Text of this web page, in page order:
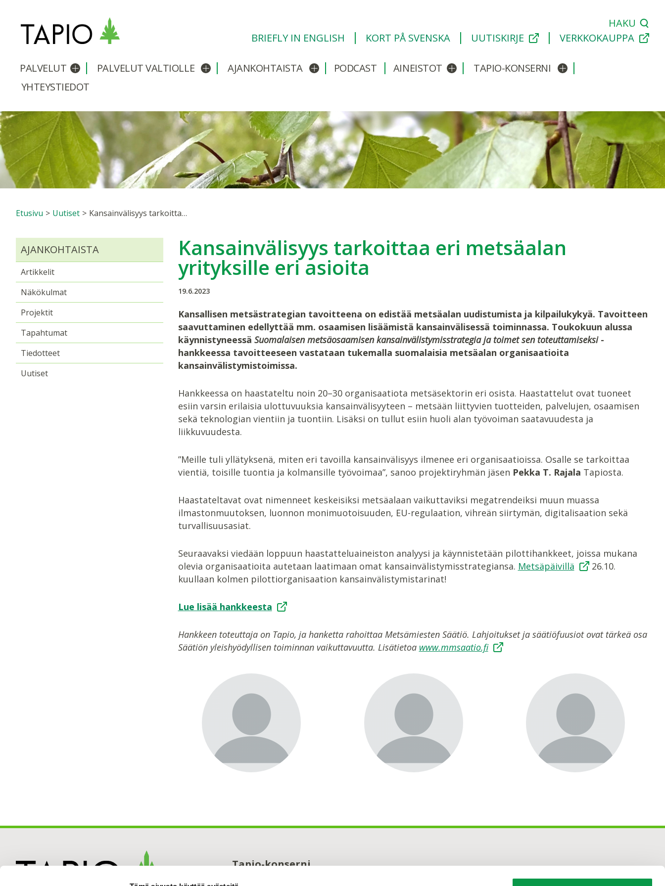
HAKU
BRIEFLY IN ENGLISH
KORT PÅ SVENSKA UUTISKIRJE VERKKOKAUPPA
PALVELUT Avaa/sulje alavalikko
PALVELUT VALTIOLLE Avaa/sulje alavalikko
AJANKOHTAISTA Avaa/sulje alavalikko
PODCAST AINEISTOT Avaa/sulje alavalikko
TAPIO-KONSERNI Avaa/sulje alavalikko
YHTEYSTIEDOT
Etusivu > Uutiset > Kansainvälisyys tarkoittaa eri metsäalan yrityksille eri asioita
Kansainvälisyys tarkoittaa eri metsäalan
yrityksille eri asioita
19.6.2023
Kansallisen metsästrategian tavoitteena on edistää metsäalan uudistumista ja kilpailukykyä. Tavoitteen
saavuttaminen edellyttää mm. osaamisen lisäämistä kansainvälisessä toiminnassa. Toukokuun alussa
käynnistyneessä Suomalaisen metsäosaamisen kansainvälistymisstrategia ja toimet sen toteuttamiseksi-
hankkeessa tavoitteeseen vastataan tukemalla suomalaisia metsäalan organisaatioita
kansainvälistymistoimissa.
Hankkeessa on haastateltu noin 20–30 organisaatiota metsäsektorin eri osista. Haastattelut ovat tuoneet
esiin varsin erilaisia ulottuvuuksia kansainvälisyyteen – metsään liittyvien tuotteiden, palvelujen, osaamisen
sekä teknologian vientiin ja tuontiin. Lisäksi on tullut esiin huoli alan työvoiman saatavuudesta ja
liikkuvuudesta.
”Meille tuli yllätyksenä, miten eri tavoilla kansainvälisyys ilmenee eri organisaatioissa. Osalle se tarkoittaa
vientiä, toisille tuontia ja kolmansille työvoimaa”, sanoo projektiryhmän jäsen Pekka T. Rajala Tapiosta.
Haastateltavat ovat nimenneet keskeisiksi metsäalaan vaikuttaviksi megatrendeiksi muun muassa
ilmastonmuutoksen, luonnon monimuotoisuuden, EU-regulaation, vihreän siirtymän, digitalisaation sekä
turvallisuusasiat.
Seuraavaksi viedään loppuun haastatteluaineiston analyysi ja käynnistetään pilottihankkeet, joissa mukana
olevia organisaatioita autetaan laatimaan omat kansainvälistymisstrategiansa. Metsäpäivillä
26.10.
kuullaan kolmen pilottiorganisaation kansainvälistymistarinat!
Lue lisää hankkeesta
Hankkeen toteuttaja on Tapio, ja hanketta rahoittaa Metsämiesten Säätiö. Lahjoitukset ja säätiöfuusiot ovat tärkeä osa
Säätiön yleishyödyllisen toiminnan vaikuttavuutta. Lisätietoa www.mmsaatio.fi
AJANKOHTAISTA
Artikkelit
Näkökulmat
Projektit
Tapahtumat
Tiedotteet
Uutiset
Tapio-konserni